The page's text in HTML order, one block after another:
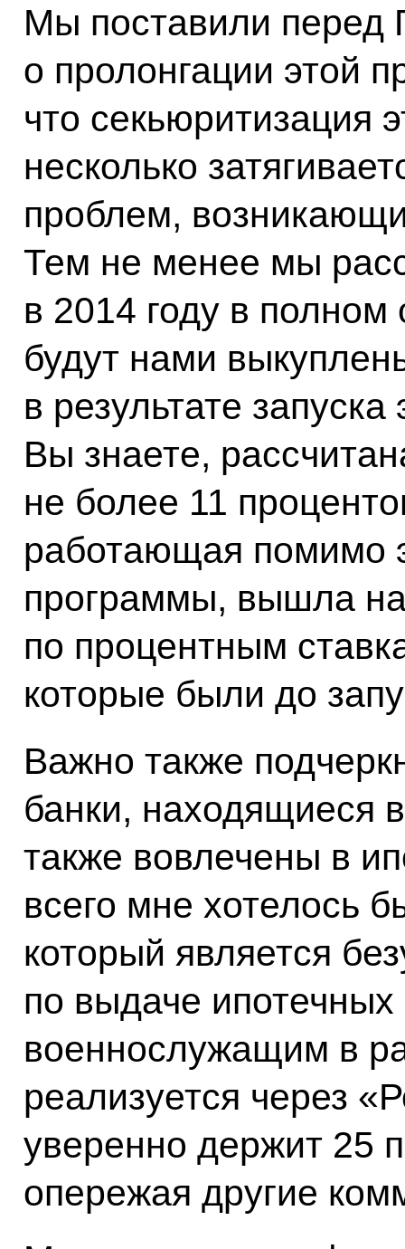
Мы поставили перед
о пролонгации этой
что секьюритизация
несколько
проблем,
Тем не менее мы
в 2014 году в
будут нами
в результате
Вы знаете,
не более 11
работающая помимо
программы, вышла на
по процентным
которые были до
Важно также
банки, находящиеся
также вовлечены в
всего мне хотелось
который является
по выдаче ипотечных
военнослужащим в
реализуется через
уверенно держит 25
опережая другие